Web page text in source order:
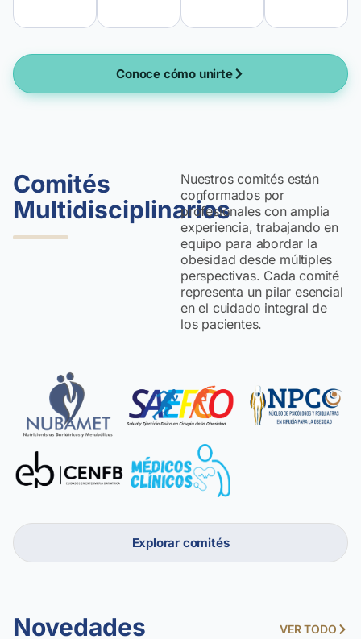
Conoce cómo unirte
Comités
Multidisciplinarios
Nuestros comités están
conformados por
profesionales con amplia
experiencia, trabajando en
equipo para abordar la
obesidad desde múltiples
perspectivas. Cada comité
representa un pilar esencial
en el cuidado integral de
los pacientes.
Explorar comités
Novedades VER TODO